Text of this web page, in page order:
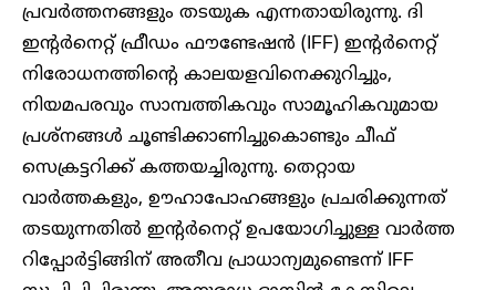
പ്രവർത്തനങ്ങളും തടയുക എന്നതായിരുന്നു. ദി
ഇന്റർനെറ്റ് ഫ്രീഡം ഫൗണ്ടേഷൻ (IFF) ഇന്റർനെറ്റ്
നിരോധനത്തിന്റെ കാലയളവിനെക്കുറിച്ചും,
നിയമപരവും സാമ്പത്തികവും സാമൂഹികവുമായ
പ്രശ്നങ്ങൾ ചൂണ്ടിക്കാണിച്ചുകൊണ്ടും ചീഫ്
സെക്രട്ടറിക്ക് കത്തയച്ചിരുന്നു. തെറ്റായ
വാർത്തകളും, ഊഹാപോഹങ്ങളും പ്രചരിക്കുന്നത്
തടയുന്നതിൽ ഇന്റർനെറ്റ് ഉപയോഗിച്ചുള്ള വാർത്ത
റിപ്പോർട്ടിങ്ങിന് അതീവ പ്രാധാന്യമുണ്ടെന്ന് IFF